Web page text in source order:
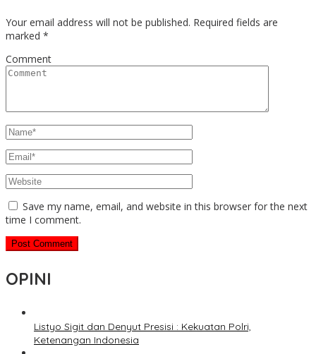
Your email address will not be published. Required fields are
marked *
Comment
Save my name, email, and website in this browser for the next
time I comment.
OPINI
Listyo Sigit dan Denyut Presisi : Kekuatan Polri,
Ketenangan Indonesia